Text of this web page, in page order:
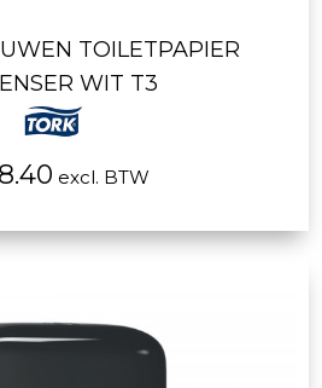
TOILETPAPIER
WIT T3
excl. BTW